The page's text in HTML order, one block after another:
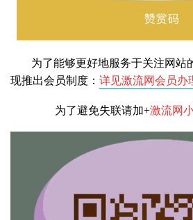
为了能够更好地服务于关注网站
现推出会员制度： 详见激流网会员办
为了避免失联请加+激流网